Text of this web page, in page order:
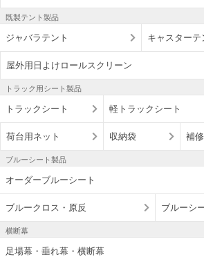
既製テント製品
ジャバラテント キャスターテ
屋外用日よけロールスクリーン
トラック用シート製品
トラックシート 軽トラックシート
荷台用ネット 収納袋 補
ブルーシート製品
オーダーブルーシート
ブルークロス・原反 ブルーシ
横断幕
足場幕・垂れ幕・横断幕